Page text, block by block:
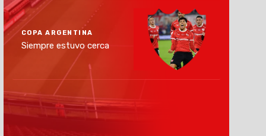
COPA ARGENTINA
Siempre estuvo cerca